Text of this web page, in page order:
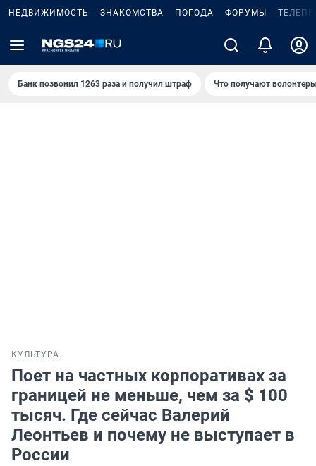
НЕДВИЖИМОСТЬ ЗНАКОМСТВА ПОГОДА ФОРУМЫ
Банк позвонил 1263 раза и получил штраф Что получают
КУЛЬТУРА
Поет на частных корпоративах за
границей не меньше, чем за $ 100
тысяч. Где сейчас Валерий
Леонтьев и почему не выступает в
России